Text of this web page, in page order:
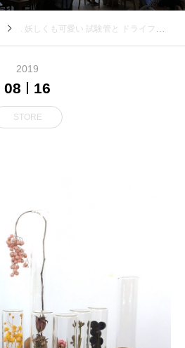
. 妖しくも可愛い 試験管と ドライフラワー
2019
08 16
STORE